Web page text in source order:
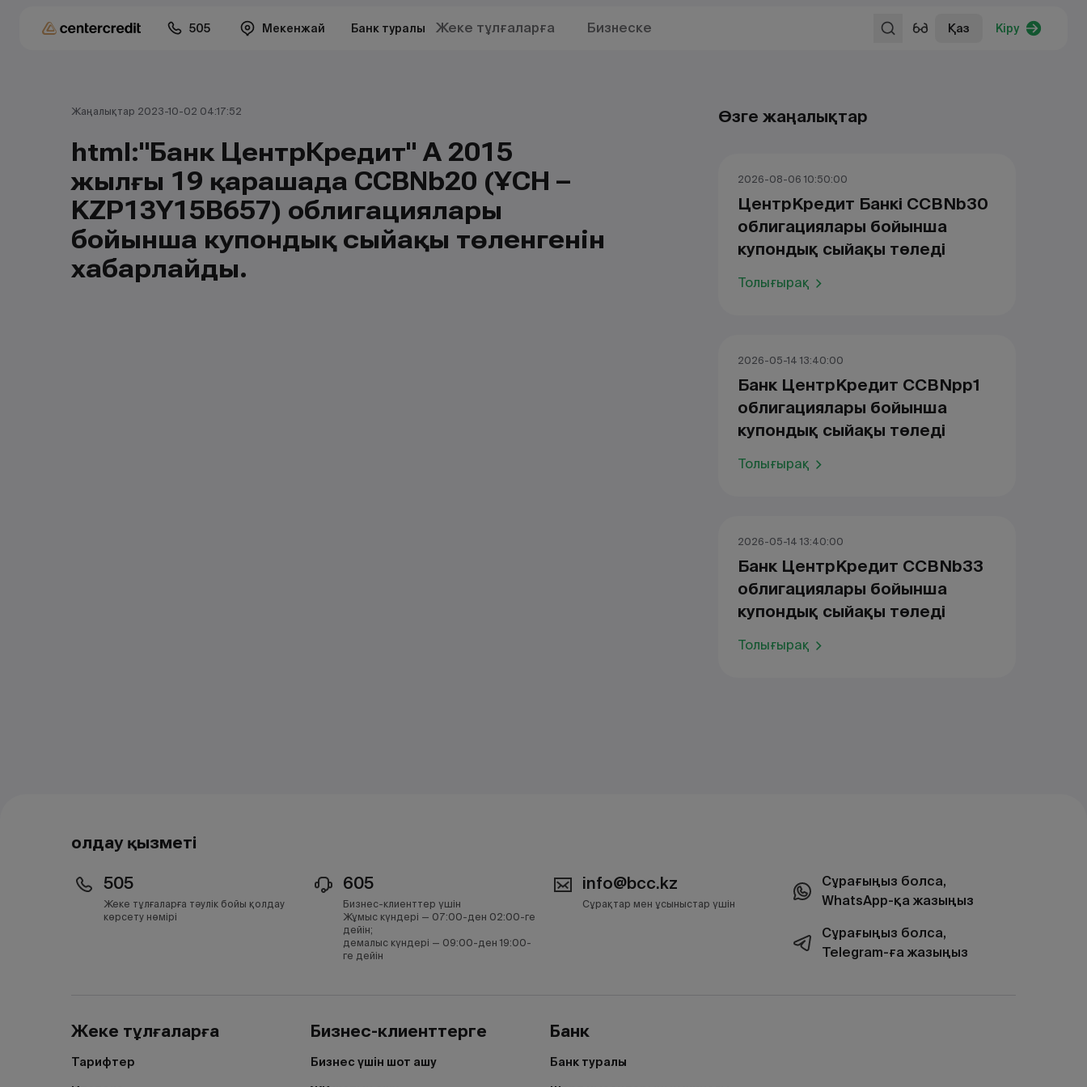
505 Мекенжай Банк туралы Жеке тұлғаларға Бизнеске Қаз Кіру
Жаңалықтар 2023-10-02 04:17:52
html:"Банк ЦентрКредит" АҚ 2015
жылғы 19 қарашада CCBNb20 (ҰСН –
KZP13Y15B657) облигациялары
бойынша купондық сыйақы төленгенін
хабарлайды.
Өзге жаңалықтар
2026-08-06 10:50:00
ЦентрКредит Банкі CCBNb30
облигациялары бойынша
купондық сыйақы төледі
Толығырақ
2026-05-14 13:40:00
Банк ЦентрКредит CCBNpp1
облигациялары бойынша
купондық сыйақы төледі
Толығырақ
2026-05-14 13:40:00
Банк ЦентрКредит CCBNb33
облигациялары бойынша
купондық сыйақы төледі
Толығырақ
Қолдау қызметі
505
Жеке тұлғаларға тәулік бойы қолдау
көрсету нөмірі
605
Бизнес-клиенттер үшін
Жұмыс күндері — 07:00-ден 02:00-ге
дейін;
демалыс күндері — 09:00-ден 19:00-
ге дейін
info@bcc.kz
Сұрақтар мен ұсыныстар үшін
Сұрағыңыз болса,
WhatsApp-қа жазыңыз
Сұрағыңыз болса,
Telegram-ға жазыңыз
Жеке тұлғаларға
Тарифтер
Бизнес-клиенттерге
Бизнес үшін шот ашу
Банк
Банк туралы